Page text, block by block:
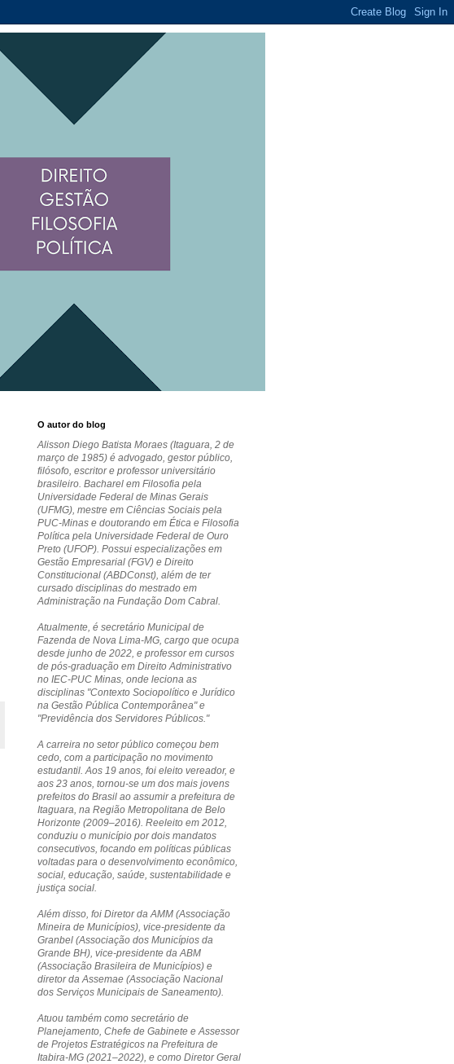
O autor do blog
Alisson Diego Batista Moraes (Itaguara, 2 de
março de 1985) é advogado, gestor público,
filósofo, escritor e professor universitário
brasileiro. Bacharel em Filosofia pela
Universidade Federal de Minas Gerais
(UFMG), mestre em Ciências Sociais pela
PUC-Minas e doutorando em Ética e Filosofia
Política pela Universidade Federal de Ouro
Preto (UFOP). Possui especializações em
Gestão Empresarial (FGV) e Direito
Constitucional (ABDConst), além de ter
cursado disciplinas do mestrado em
Administração na Fundação Dom Cabral.
Atualmente, é secretário Municipal de
Fazenda de Nova Lima-MG, cargo que ocupa
desde junho de 2022, e professor em cursos
de pós-graduação em Direito Administrativo
no IEC-PUC Minas, onde leciona as
disciplinas "Contexto Sociopolítico e Jurídico
na Gestão Pública Contemporânea" e
"Previdência dos Servidores Públicos."
A carreira no setor público começou bem
cedo, com a participação no movimento
estudantil. Aos 19 anos, foi eleito vereador, e
aos 23 anos, tornou-se um dos mais jovens
prefeitos do Brasil ao assumir a prefeitura de
Itaguara, na Região Metropolitana de Belo
Horizonte (2009–2016). Reeleito em 2012,
conduziu o município por dois mandatos
consecutivos, focando em políticas públicas
voltadas para o desenvolvimento econômico,
social, educação, saúde, sustentabilidade e
justiça social.
Além disso, foi Diretor da AMM (Associação
Mineira de Municípios), vice-presidente da
Granbel (Associação dos Municípios da
Grande BH), vice-presidente da ABM
(Associação Brasileira de Municípios) e
diretor da Assemae (Associação Nacional
dos Serviços Municipais de Saneamento).
Atuou também como secretário de
Planejamento, Chefe de Gabinete e Assessor
de Projetos Estratégicos na Prefeitura de
Itabira-MG (2021–2022), e como Diretor Geral